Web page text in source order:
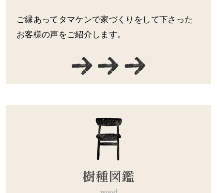
ご縁あってタマケンで家づくりをして下さった
お客様の声をご紹介します。